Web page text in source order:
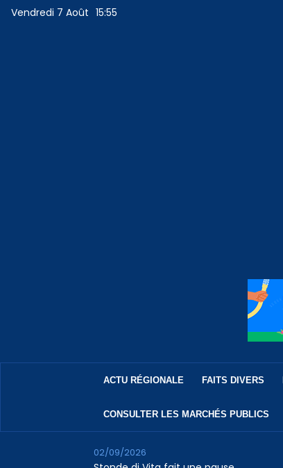
Vendredi 7 Août 15:55
ACTU RÉGIONALE FAITS DIVERS
CONSULTER LES MARCHÉS PUBLICS
02/09/2026